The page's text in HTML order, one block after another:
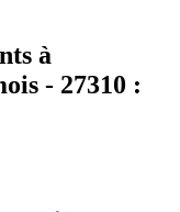
à
- 27310 :